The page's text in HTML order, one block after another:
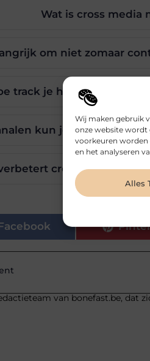
Wij maken gebruik
onze website wordt
voorkeuren worden
en het analyseren
Alles
Wat is cross media
om niet zomaar
track je het succes van
kun je combineren
cross media
van bonefast.be, dat